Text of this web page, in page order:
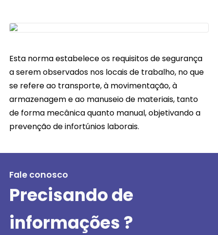
Esta norma estabelece os requisitos de segurança
a serem observados nos locais de trabalho, no que
se refere ao transporte, à movimentação, à
armazenagem e ao manuseio de materiais, tanto
de forma mecânica quanto manual, objetivando a
prevenção de infortúnios laborais.
Fale conosco
Precisando de
informações ?